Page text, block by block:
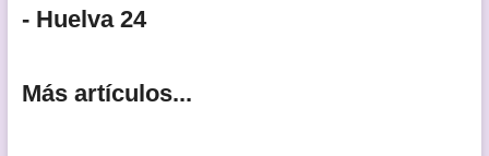
- Huelva 24
Más artículos...